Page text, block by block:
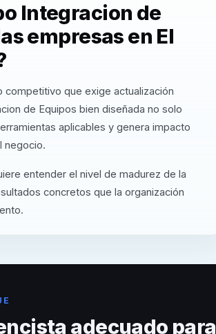
Integracion de
empresas en El
competitivo que exige actualización
de Equipos bien diseñada no solo
aplicables y genera impacto
negocio.
entender el nivel de madurez de la
concretos que la organización
adecuado para